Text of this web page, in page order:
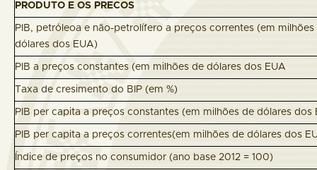
PRODUTO E OS PRECOS
PIB, petróleoa e não-petrolífero a preços correntes (em milhões
dólares dos EUA)
PIB a preços constantes (em milhões de dólares dos EUA
Taxa de cresimento do BIP (em %)
PIB per capita a preços constantes (em milhões de dólares dos
PIB per capita a preços correntes(em milhões de dólares dos
Índice de preços no consumidor (ano base 2012 = 100)